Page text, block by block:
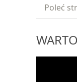
Poleć